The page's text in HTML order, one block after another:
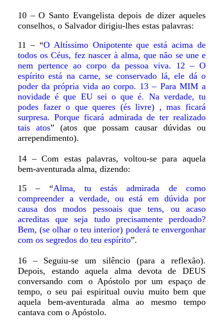
10 – O Santo Evangelista depois de dizer aqueles
conselhos, o Salvador dirigiu-lhes estas palavras:
11 – “O Altíssimo Onipotente que está acima de
todos os Céus, fez nascer à alma, que não se une e
nem pertence ao corpo da pessoa viva. 12 – O
espírito está na carne, se conservado lá, ele dá o
poder da própria vida ao corpo. 13 – Para MIM a
novidade é que EU sei o que é. Na verdade, tu
podes fazer o que queres (és livre) , mas ficará
surpresa. Porque ficará admirada de ter realizado
tais atos” (atos que possam causar dúvidas ou
arrependimento).
14 – Com estas palavras, voltou-se para aquela
bem-aventurada alma, dizendo:
15 – “Alma, tu estás admirada de como
compreender a verdade, ou está em dúvida por
causa dos modos pessoais que tens, ou acaso
acreditas que seja tudo precisamente perdoado?
Bem, (se olhar o teu interior) poderá te envergonhar
com os segredos do teu espírito”.
16 – Seguiu-se um silêncio (para a reflexão).
Depois, estando aquela alma devota de DEUS
conversando com o Apóstolo por um espaço de
tempo, o seu pai espiritual ouviu muito bem que
aquela bem-aventurada alma ao mesmo tempo
cantava com o Apóstolo.